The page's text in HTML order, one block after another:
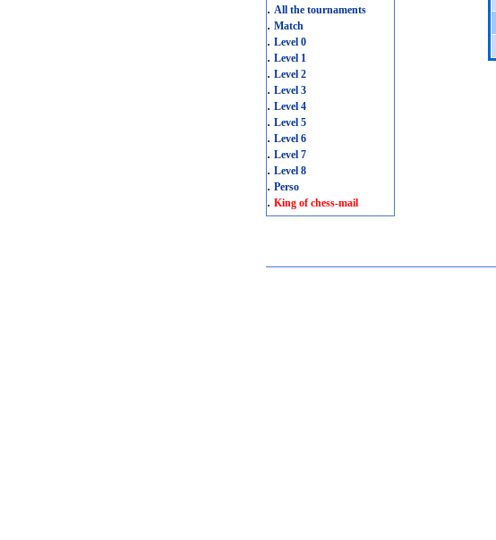
. All the tournaments
. Match
. Level 0
. Level 1
. Level 2
. Level 3
. Level 4
. Level 5
. Level 6
. Level 7
. Level 8
. Perso
. King of chess-mail